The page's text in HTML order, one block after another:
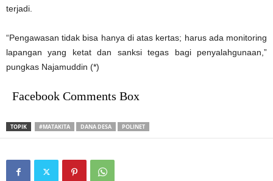
terjadi.
“Pengawasan tidak bisa hanya di atas kertas; harus ada monitoring
lapangan yang ketat dan sanksi tegas bagi penyalahgunaan,”
pungkas Najamuddin (*)
Facebook Comments Box
TOPIK #MATAKITA DANA DESA POLINET